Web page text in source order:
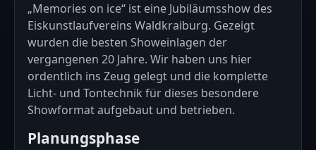
„Memories on ice“ ist eine Jubiläumsshow des
Eiskunstlaufvereins Waldkraiburg. Gezeigt
wurden die besten Showeinlagen der
vergangenen 20 Jahre. Wir haben uns hier
ordentlich ins Zeug gelegt und die komplette
Licht- und Tontechnik für dieses besondere
Showformat aufgebaut und betrieben.
Planungsphase